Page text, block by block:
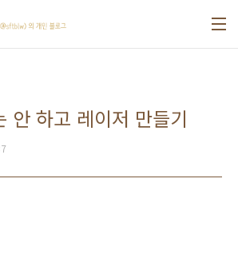
안 하고 레이저 만들기